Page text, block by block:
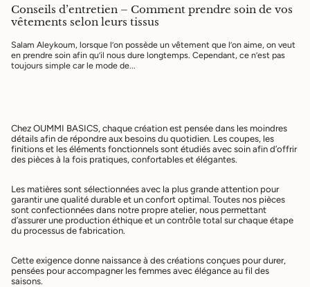
Conseils d’entretien – Comment prendre soin de vos
vêtements selon leurs tissus
Salam Aleykoum, lorsque l’on possède un vêtement que l’on aime, on veut
en prendre soin afin qu’il nous dure longtemps. Cependant, ce n’est pas
toujours simple car le mode de...
Chez OUMMI BASICS, chaque création est pensée dans les moindres
détails afin de répondre aux besoins du quotidien. Les coupes, les
finitions et les éléments fonctionnels sont étudiés avec soin afin d’offrir
des pièces à la fois pratiques, confortables et élégantes.
Les matières sont sélectionnées avec la plus grande attention pour
garantir une qualité durable et un confort optimal. Toutes nos pièces
sont confectionnées dans notre propre atelier, nous permettant
d’assurer une production éthique et un contrôle total sur chaque étape
du processus de fabrication.
Cette exigence donne naissance à des créations conçues pour durer,
pensées pour accompagner les femmes avec élégance au fil des
saisons.